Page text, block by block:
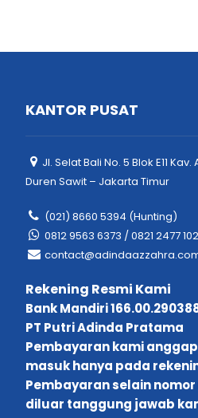
KANTOR PUSAT
Jl. Selat Bali No. 5 Blok E11 Kav.
Duren Sawit – Jakarta Timur
(021) 8660 5394 (Hunting)
0812 9563 6373 / 0821 2477
Rekening Resmi Kami
Bank Mandiri
PT Putri Adinda Pratama
Pembayaran kami
masuk hanya pada
Pembayaran selain
diluar tanggung jawab